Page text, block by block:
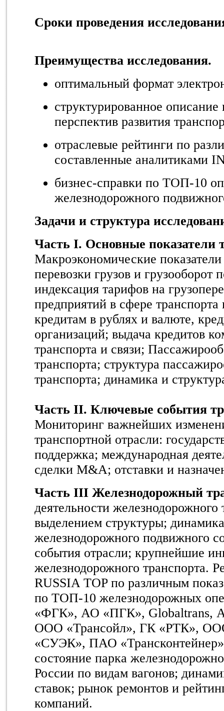
Сроки проведения
Преимущества исследования.
оптимальный формат
структурированное
перспектив развития
отраслевые рейтинги по
составленные аналитиками
бизнес-справки по ТОП-10
железнодорожного
Задачи и структура
Часть I. Основные показатели
Макроэкономические
перевозки грузов и грузооборот
индексация тарифов на
предприятий в сфере
кредитам в рублях и валюте,
организаций; выдача кредитов
транспорта и связи;
транспорта; структура
транспорта; динамика и
Часть II. Ключевые события
Мониторинг важнейших
транспортной отрасли:
поддержка; международная
сделки M&A; отставки и
Часть III Железнодорожный
деятельности железнодорожного
выделением структуры;
железнодорожного подвижного
события отрасли; крупнейшие
железнодорожного транспорта.
RUSSIA TOP по различным
по ТОП-10 железнодорожных
«ФГК», АО «ПГК», Globaltrans,
ООО «Трансойл», ГК «РТК»,
«СУЭК», ПАО
состояние парка
России по видам вагонов;
ставок; рынок ремонтов и
компаний.